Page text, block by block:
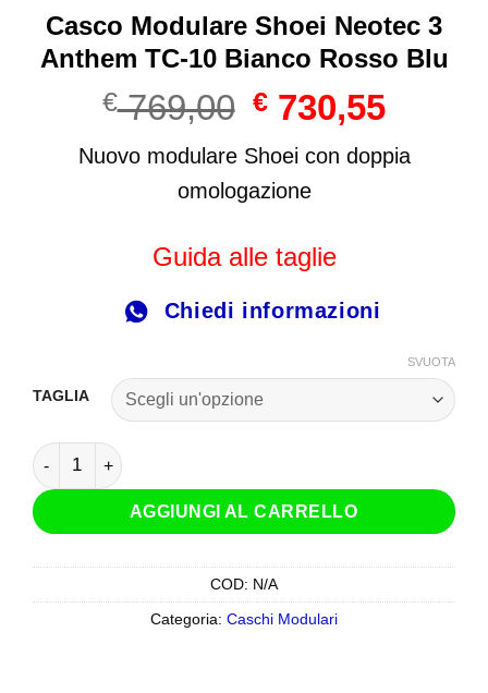
Casco Modulare Shoei Neotec 3
Anthem TC-10 Bianco Rosso Blu
€769,00 Il
prezzo
originale
era:
€ 730,55Il
attuale
Nuovo modulare Shoei con doppia
omologazione
Guida alle taglie
Chiedi informazioni
TAGLIA
SVUOTA
Casco Modulare Shoei Neotec 3 Anthem TC-10 Bianco
AGGIUNGI AL CARRELLO
COD: N/A
Categoria: Caschi Modulari